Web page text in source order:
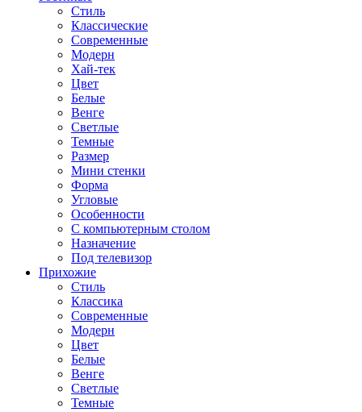
Стиль
Классические
Современные
Модерн
Хай-тек
Цвет
Белые
Венге
Светлые
Темные
Размер
Мини стенки
Форма
Угловые
Особенности
С компьютерным столом
Назначение
Под телевизор
Прихожие
Стиль
Классика
Современные
Модерн
Цвет
Белые
Венге
Светлые
Темные